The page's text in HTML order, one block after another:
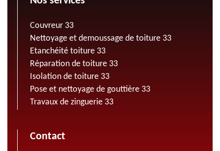
Couvreur 33
Nettoyage et demoussage de toiture 33
Etanchéité toiture 33
Réparation de toiture 33
Isolation de toiture 33
Pose et nettoyage de gouttière 33
Travaux de zinguerie 33
Contact